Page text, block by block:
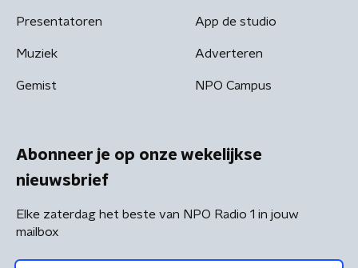
Presentatoren
Muziek
Gemist
App de studio
Adverteren
NPO Campus
Abonneer je op onze wekelijkse
nieuwsbrief
Elke zaterdag het beste van NPO Radio 1 in jouw
mailbox